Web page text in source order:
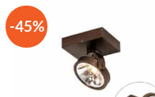
-45%